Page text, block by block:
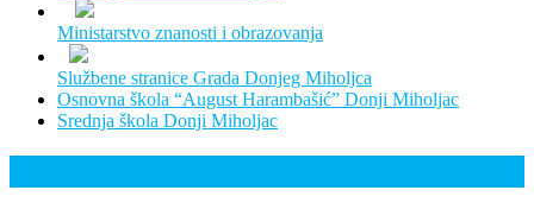
Ministarstvo znanosti i obrazovanja
Službene stranice Grada Donjeg Miholjca
Osnovna škola “August Harambašić” Donji Miholjac
Srednja škola Donji Miholjac